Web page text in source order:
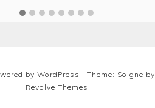
by WordPress | Theme: Soigne by
Revolve Themes